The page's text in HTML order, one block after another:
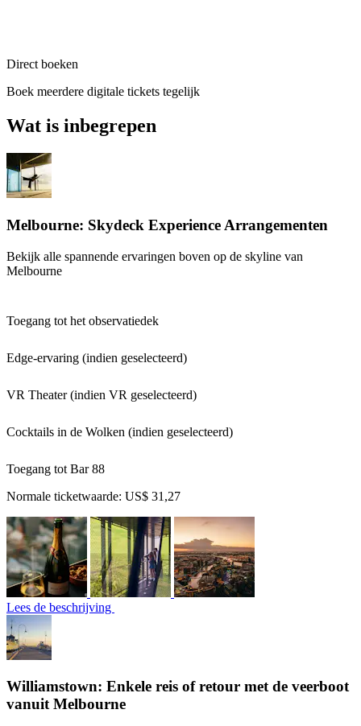
Direct boeken
Boek meerdere digitale tickets tegelijk
Wat is inbegrepen
Melbourne: Skydeck Experience Arrangementen
Bekijk alle spannende ervaringen boven op de skyline van
Melbourne
Toegang tot het observatiedek
Edge-ervaring (indien geselecteerd)
VR Theater (indien VR geselecteerd)
Cocktails in de Wolken (indien geselecteerd)
Toegang tot Bar 88
Normale ticketwaarde: US$ 31,27
Lees de beschrijving
Williamstown: Enkele reis of retour met de veerboot
vanuit Melbourne